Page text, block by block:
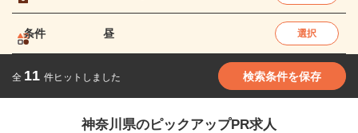
条件 昼 選択
全 11 件ヒットしました 検索条件を保存
神奈川県のピックアップPR求人